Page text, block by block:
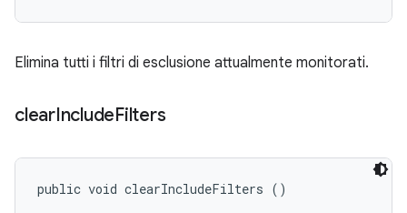
Elimina tutti i filtri di esclusione attualmente monitorati.
clearIncludeFilters
public void clearIncludeFilters ()